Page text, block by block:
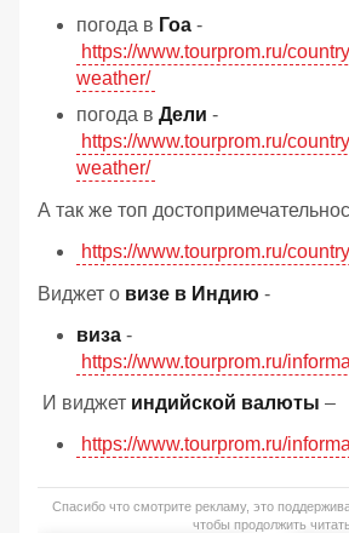
погода в Гоа -
https://www.tourprom.ru/
weather/
погода в Дели -
https://www.tourprom.ru/
weather/
А так же топ
https://www.tourprom.ru/
Виджет о визе в Индию -
виза -
https://www.tourprom.ru/
И виджет индийской валюты –
https://www.tourprom.ru/
Спасибо что смотрите рекламу, это
чтобы продолжить читать